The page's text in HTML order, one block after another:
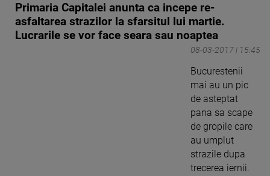
Primaria Capitalei anunta ca incepe re-
asfaltarea strazilor la sfarsitul lui martie.
Lucrarile se vor face seara sau noaptea
08-03-2017 | 15:45
Bucurestenii
mai au un pic
de asteptat
pana sa scape
de gropile care
au umplut
strazile dupa
trecerea iernii.